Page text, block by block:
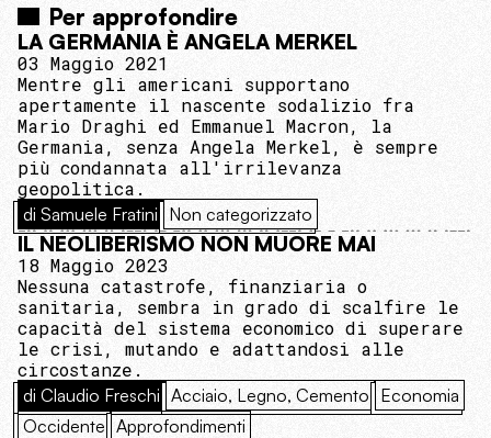
Per approfondire
LA GERMANIA È ANGELA MERKEL
03 Maggio 2021
Mentre gli americani supportano
apertamente il nascente sodalizio fra
Mario Draghi ed Emmanuel Macron, la
Germania, senza Angela Merkel, è sempre
più condannata all'irrilevanza
geopolitica.
di Samuele Fratini Non categorizzato
IL NEOLIBERISMO NON MUORE MAI
18 Maggio 2023
Nessuna catastrofe, finanziaria o
sanitaria, sembra in grado di scalfire le
capacità del sistema economico di superare
le crisi, mutando e adattandosi alle
circostanze.
di Claudio Freschi Acciaio, Legno, Cemento Economia
Occidente Approfondimenti